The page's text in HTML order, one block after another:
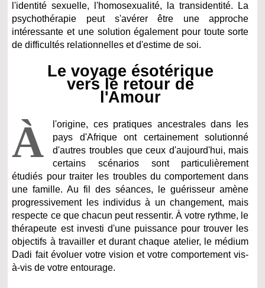
l'identité sexuelle, l'homosexualité, la transidentité. La
psychothérapie peut s'avérer être une approche
intéressante et une solution également pour toute sorte
de difficultés relationnelles et d'estime de soi.
Le voyage ésotérique
vers le retour de
l'Amour
À
l'origine, ces pratiques ancestrales dans les
pays d'Afrique ont certainement solutionné
d'autres troubles que ceux d'aujourd'hui, mais
certains scénarios sont particulièrement
étudiés pour traiter les troubles du comportement dans
une famille. Au fil des séances, le guérisseur amène
progressivement les individus à un changement, mais
respecte ce que chacun peut ressentir. À votre rythme, le
thérapeute est investi d'une puissance pour trouver les
objectifs à travailler et durant chaque atelier, le médium
Dadi fait évoluer votre vision et votre comportement vis-
à-vis de votre entourage.